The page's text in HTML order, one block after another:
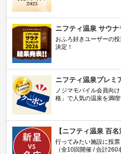
ニフティ温泉 サウ
おふろ好きユーザーの
決定！
ニフティ温泉プレミ
ノジマモバイル会員向
格」で人気の温泉を満喫
【ニフティ温泉 百名
行ってみたい施設に投
（全10回開催 / 合計260